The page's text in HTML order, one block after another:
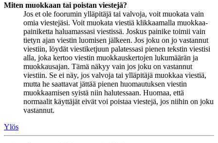
Miten muokkaan tai poistan viestejä?
Jos et ole foorumin ylläpitäjä tai valvoja, voit muokata vain
omia viestejäsi. Voit muokata viestiä klikkaamalla muokkaa-
painiketta haluamassasi viestissä. Joskus painike toimii vain
tietyn ajan viestin luomisen jälkeen. Jos joku on jo vastannut
viestiin, löydät viestiketjuun palatessasi pienen tekstin viestisi
alla, joka kertoo viestin muokkauskertojen lukumäärän ja
muokkausajan. Tämä näkyy vain jos joku on vastannut
viestiin. Se ei näy, jos valvoja tai ylläpitäjä muokkaa viestiä,
mutta he saattavat jättää pienen huomautuksen viestin
muokkaamisen syistä niin halutessaan. Huomaa, että
normaalit käyttäjät eivät voi poistaa viestejä, jos niihin on joku
vastannut.
Ylös